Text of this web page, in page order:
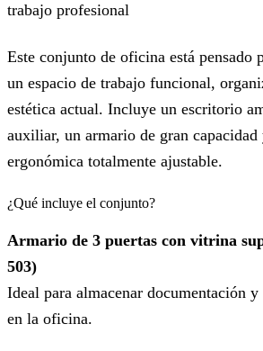
trabajo profesional
Este conjunto de oficina está pensado
un espacio de trabajo funcional,
estética actual. Incluye un escritorio
auxiliar, un armario de gran
ergonómica totalmente ajustable.
¿Qué incluye el conjunto?
Armario de 3 puertas con vitrina
503)
Ideal para almacenar documentación
en la oficina.